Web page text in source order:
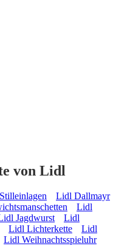
von Lidl
Lidl Dallmayr
Lidl
Jagdwurst
Lidl
Lidl Lichterkette
Lidl
Lidl Weihnachtsspieluhr